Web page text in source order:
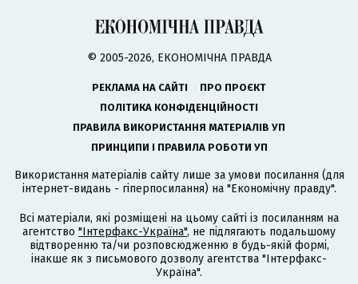
© 2005-2026, ЕКОНОМІЧНА ПРАВДА
РЕКЛАМА НА САЙТІ
ПРО ПРОЄКТ
ПОЛІТИКА КОНФІДЕНЦІЙНОСТІ
ПРАВИЛА ВИКОРИСТАННЯ МАТЕРІАЛІВ УП
ПРИНЦИПИ І ПРАВИЛА РОБОТИ УП
Використання матеріалів сайту лише за умови посилання (для
інтернет-видань - гіперпосилання) на "Економічну правду".
Всі матеріали, які розміщені на цьому сайті із посиланням на
агентство "Інтерфакс-Україна", не підлягають подальшому
відтворенню та/чи розповсюдженню в будь-якій формі,
інакше як з письмового дозволу агентства "Інтерфакс-
Україна".